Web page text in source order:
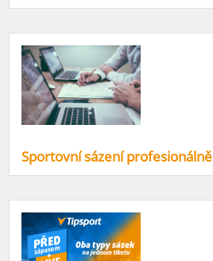
Sportovní sázení profesionálně